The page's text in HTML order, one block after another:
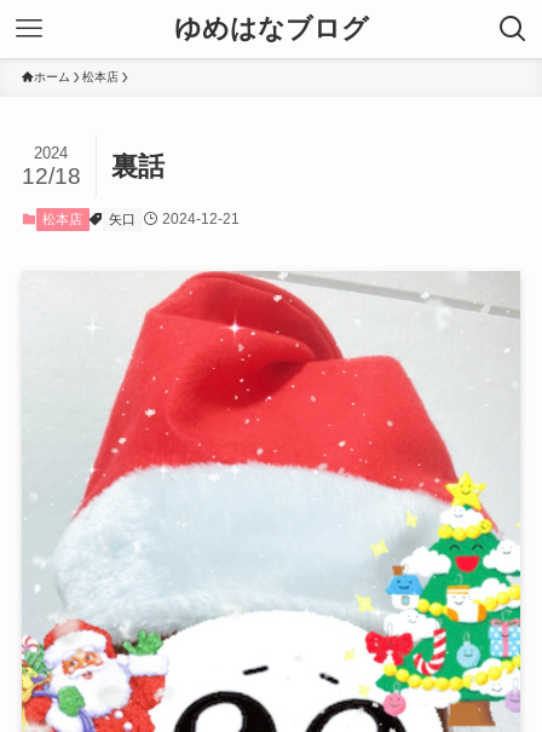
ゆめはなブログ
ホーム 松本店
裏話
2024
12/18
松本店 矢口 2024-12-21